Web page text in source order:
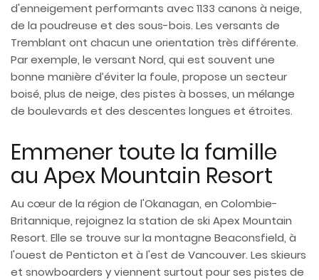
d'enneigement performants avec 1133 canons à neige,
de la poudreuse et des sous-bois. Les versants de
Tremblant ont chacun une orientation très différente.
Par exemple, le versant Nord, qui est souvent une
bonne manière d’éviter la foule, propose un secteur
boisé, plus de neige, des pistes à bosses, un mélange
de boulevards et des descentes longues et étroites.
Emmener toute la famille
au Apex Mountain Resort
Au cœur de la région de l'Okanagan, en Colombie-
Britannique, rejoignez la station de ski Apex Mountain
Resort. Elle se trouve sur la montagne Beaconsfield, à
l'ouest de Penticton et à l'est de Vancouver. Les skieurs
et snowboarders y viennent surtout pour ses pistes de